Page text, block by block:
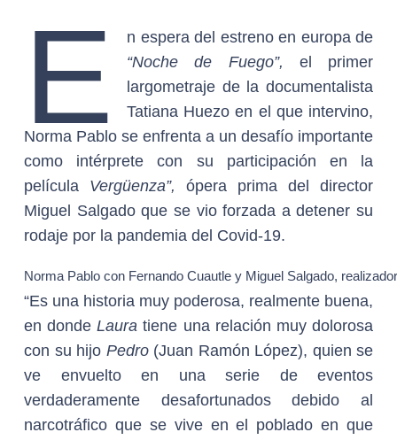
E
n espera del estreno en europa de
“Noche de Fuego”, el primer
largometraje de la documentalista
Tatiana Huezo en el que intervino,
Norma Pablo se enfrenta a un desafío importante
como intérprete con su participación en la
película Vergüenza”, ópera prima del director
Miguel Salgado que se vio forzada a detener su
rodaje por la pandemia del Covid-19.
Norma Pablo con Fernando Cuautle y Miguel Salgado,
“Es una historia muy poderosa, realmente buena,
en dondeLauratiene una relación muy dolorosa
con su hijo Pedro (Juan Ramón López), quien se
ve envuelto en una serie de eventos
verdaderamente desafortunados debido al
narcotráfico que se vive en el poblado en que